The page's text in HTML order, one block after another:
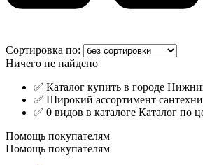
Сортировка по:
Ничего не найдено
✅ Каталог купить в городе
✅ Широкий ассортимент
✅ 0 видов в каталоге Каталог по
Помощь покупателям
Помощь покупателям